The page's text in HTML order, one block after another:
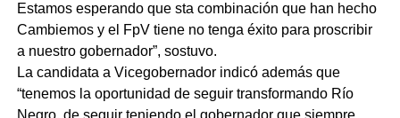
Estamos esperando que sta combinación que han hecho
Cambiemos y el FpV tiene no tenga éxito para proscribir
a nuestro gobernador”, sostuvo.
La candidata a Vicegobernador indicó además que
“tenemos la oportunidad de seguir transformando Río